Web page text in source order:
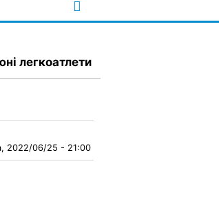
легкоатлети
2022/06/25 - 21:00